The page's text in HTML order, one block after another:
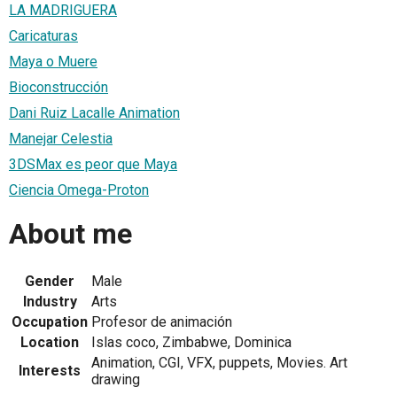
LA MADRIGUERA
Caricaturas
Maya o Muere
Bioconstrucción
Dani Ruiz Lacalle Animation
Manejar Celestia
3DSMax es peor que Maya
Ciencia Omega-Proton
About me
Gender
Male
Industry
Arts
Occupation Profesor de animación
Location
Islas coco, Zimbabwe, Dominica
Interests
Animation, CGI, VFX, puppets, Movies. Art
drawing